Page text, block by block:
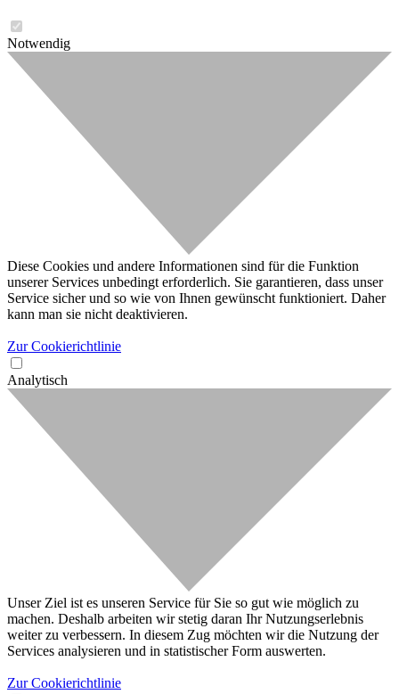
Notwendig
Diese Cookies und andere Informationen sind für die Funktion
unserer Services unbedingt erforderlich. Sie garantieren, dass unser
Service sicher und so wie von Ihnen gewünscht funktioniert. Daher
kann man sie nicht deaktivieren.
Zur Cookierichtlinie
Analytisch
Unser Ziel ist es unseren Service für Sie so gut wie möglich zu
machen. Deshalb arbeiten wir stetig daran Ihr Nutzungserlebnis
weiter zu verbessern. In diesem Zug möchten wir die Nutzung der
Services analysieren und in statistischer Form auswerten.
Zur Cookierichtlinie